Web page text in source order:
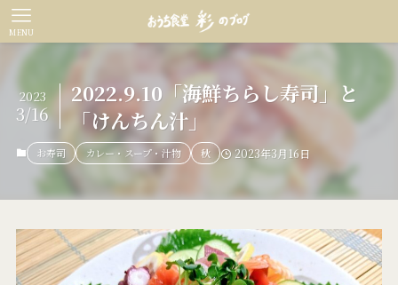
MENU
2022.9.10「海鮮ちらし寿司」と
「けんちん汁」
2023
3/16
お寿司 カレー・スープ・汁物 秋 2023年3月16日